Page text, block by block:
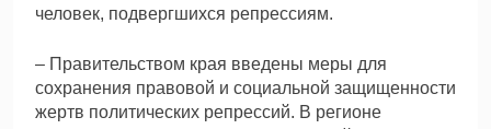
человек, подвергшихся репрессиям.
– Правительством края введены меры для
сохранения правовой и социальной защищенности
жертв политических репрессий. В регионе